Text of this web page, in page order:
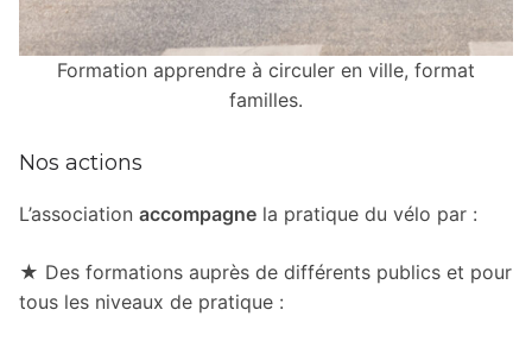
Formation apprendre à circuler en ville, format
familles.
Nos actions
L’association accompagne la pratique du vélo par :
★ Des formations auprès de différents publics et pour
tous les niveaux de pratique :